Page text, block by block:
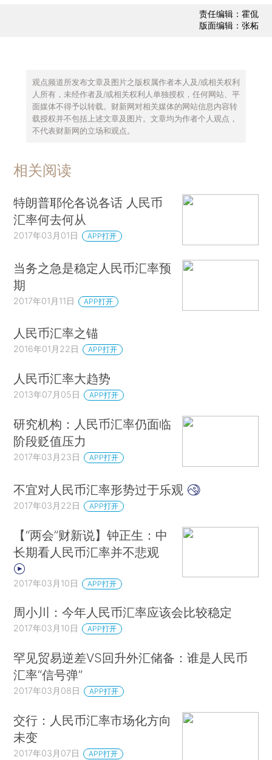
责任编辑：霍侃
版面编辑：张柘
观点频道所发布文章及图片之版权属作者本人及/或相关权利
人所有，未经作者及/或相关权利人单独授权，任何网站、平
面媒体不得予以转载。财新网对相关媒体的网站信息内容转
载授权并不包括上述文章及图片。文章均为作者个人观点，
不代表财新网的立场和观点。
相关阅读
特朗普耶伦各说各话 人民币
汇率何去何从
2017年03月01日 APP打开
当务之急是稳定人民币汇率预
期
2017年01月11日 APP打开
人民币汇率之锚
2016年01月22日 APP打开
人民币汇率大趋势
2013年07月05日 APP打开
研究机构：人民币汇率仍面临
阶段贬值压力
2017年03月23日 APP打开
不宜对人民币汇率形势过于乐观
2017年03月22日 APP打开
【“两会”财新说】钟正生：中
长期看人民币汇率并不悲观
2017年03月10日 APP打开
周小川：今年人民币汇率应该会比较稳定
2017年03月10日 APP打开
罕见贸易逆差VS回升外汇储备：谁是人民币
汇率“信号弹”
2017年03月08日 APP打开
交行：人民币汇率市场化方向
未变
2017年03月07日 APP打开